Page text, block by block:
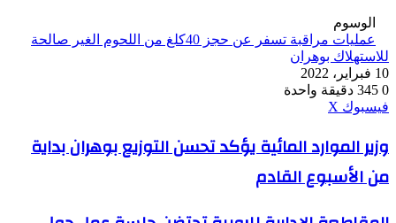
الوسوم
عمليات مراقبة تسفر عن حجز 40كلغ من اللحوم الغير صالحة
للاستهلاك بوهران
10 فبراير، 2022
0
دقيقة واحدة
فيسبوك ‫X
وزير
الموارد
المائية
يؤكد
وزير الموارد المائية يؤكد تحسن التوزيع بوهران بداية
من الأسبوع القادم
المقاطعة